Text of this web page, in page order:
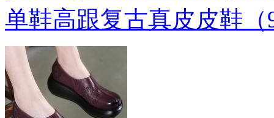
单鞋高跟复古真皮皮鞋（